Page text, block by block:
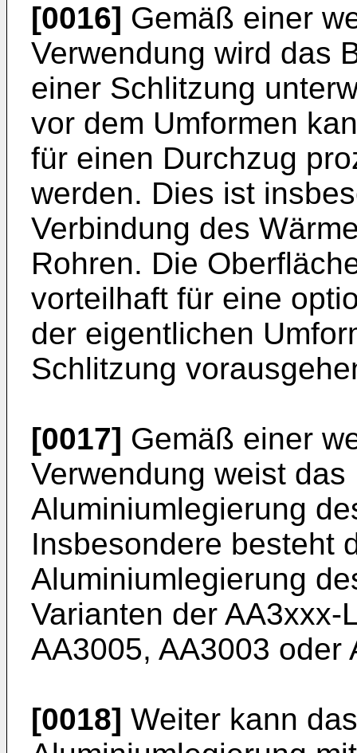
[0016] Gemäß einer
Verwendung wird das
einer Schlitzung
vor dem Umformen
für einen Durchzug
werden. Dies ist
Verbindung des
Rohren. Die
vorteilhaft für eine
der eigentlichen
Schlitzung
[0017] Gemäß einer
Verwendung weist das
Aluminiumlegierung
Insbesondere besteht
Aluminiumlegierung
Varianten der
AA3005, AA3003 oder
[0018] Weiter kann